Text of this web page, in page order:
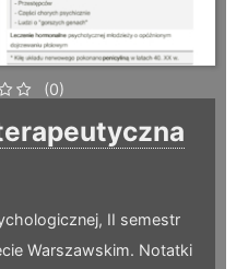
(0)
II semestr
Warszawskim. Notatki